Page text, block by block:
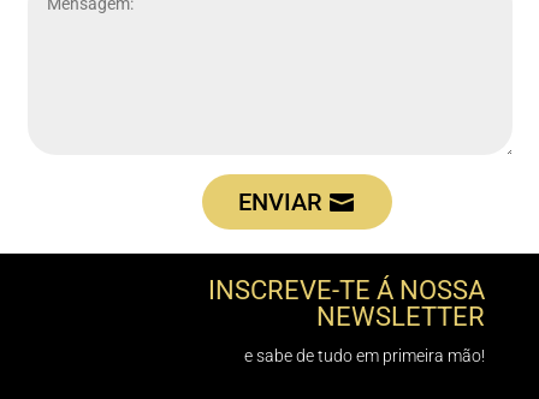
ENVIAR
INSCREVE-TE Á NOSSA
NEWSLETTER
e sabe de tudo em primeira mão!